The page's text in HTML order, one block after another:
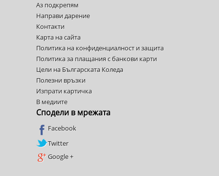
Аз подкрепям
Направи дарение
Контакти
Карта на сайта
Политика на конфиденциалност и защита
Политика за плащания с банкови карти
Цели на Българската Коледа
Полезни връзки
Изпрати картичка
В медиите
Сподели в мрежата
Facebook
Twitter
Google +